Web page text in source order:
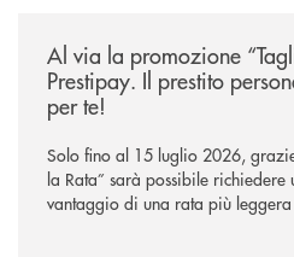
Al via la promozione
Prestipay. Il prestito
per te!
Solo fino al 15 luglio 2026,
la Rata” sarà possibile richiedere
vantaggio di una rata più